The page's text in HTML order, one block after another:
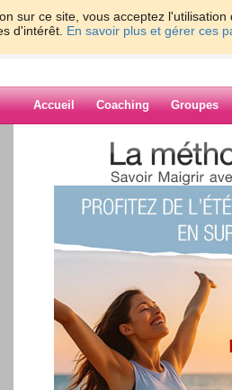
sur ce site, vous acceptez
d'intérêt. En savoir plus et gérer ces
Accueil Coaching Groupes
>
Blog de
‹ Préc. 1 2 3 4 5
2eme jour
publié le 17/04/2012 à 08:57